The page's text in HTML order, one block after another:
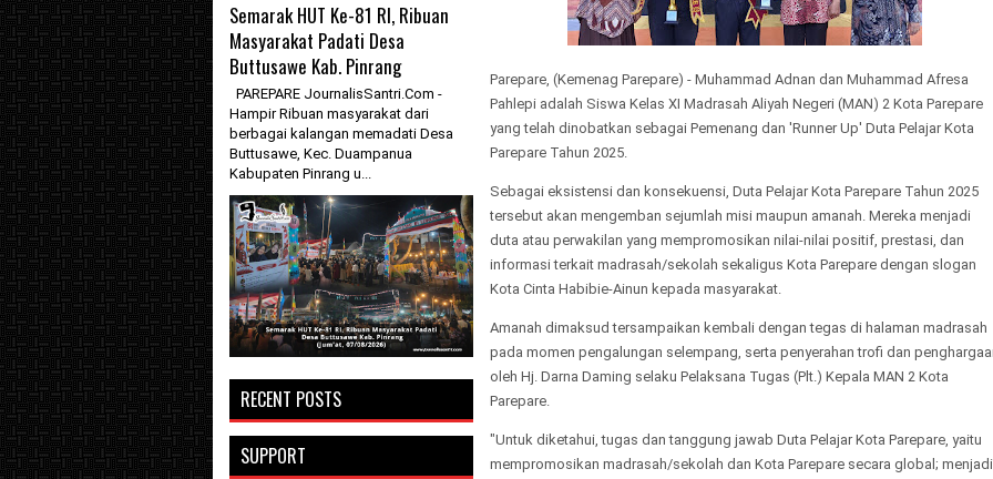
Parepare, (Kemenag Parepare) - Muhammad Adnan dan Muhammad Afresa
Pahlepi adalah Siswa Kelas XI Madrasah Aliyah Negeri (MAN) 2 Kota Parepare
yang telah dinobatkan sebagai Pemenang dan 'Runner Up' Duta Pelajar Kota
Parepare Tahun 2025.
Sebagai eksistensi dan konsekuensi, Duta Pelajar Kota Parepare Tahun 2025
tersebut akan mengemban sejumlah misi maupun amanah. Mereka menjadi
duta atau perwakilan yang mempromosikan nilai-nilai positif, prestasi, dan
informasi terkait madrasah/sekolah sekaligus Kota Parepare dengan slogan
Kota Cinta Habibie-Ainun kepada masyarakat.
Amanah dimaksud tersampaikan kembali dengan tegas di halaman madrasah
pada momen pengalungan selempang, serta penyerahan trofi dan
oleh Hj. Darna Daming selaku Pelaksana Tugas (Plt.) Kepala MAN 2 Kota
Parepare.
"Untuk diketahui, tugas dan tanggung jawab Duta Pelajar Kota Parepare, yaitu
mempromosikan madrasah/sekolah dan Kota Parepare secara global; menjadi
Semarak HUT Ke-81 RI, Ribuan
Masyarakat Padati Desa
Buttusawe Kab. Pinrang
PAREPARE JournalisSantri.Com -
Hampir Ribuan masyarakat dari
berbagai kalangan memadati Desa
Buttusawe, Kec. Duampanua
Kabupaten Pinrang u...
RECENT POSTS
SUPPORT